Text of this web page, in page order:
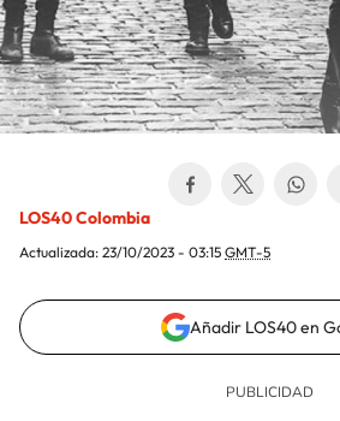
LOS40 Colombia
Actualizada: 23/10/2023 - 03:15 GMT-5
Añadir LOS40 en